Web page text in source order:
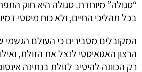
“סגולה” מיוחדת. סגולה היא חוק
בכל תהליכי החיים, ולא כוח מיסטי
המקובלים מסבירים כי העולם הגשמי
הרצון האגואיסטי לנצל את הזולת,
רק הכוונה להיטיב לזולת בנתינה